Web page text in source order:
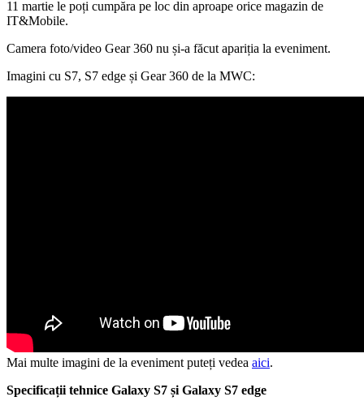
11 martie le poți cumpăra pe loc din aproape orice magazin de
IT&Mobile.
Camera foto/video Gear 360 nu și-a făcut apariția la eveniment.
Imagini cu S7, S7 edge și Gear 360 de la MWC:
Mai multe imagini de la eveniment puteți vedea aici.
Specificații tehnice Galaxy S7 și Galaxy S7 edge